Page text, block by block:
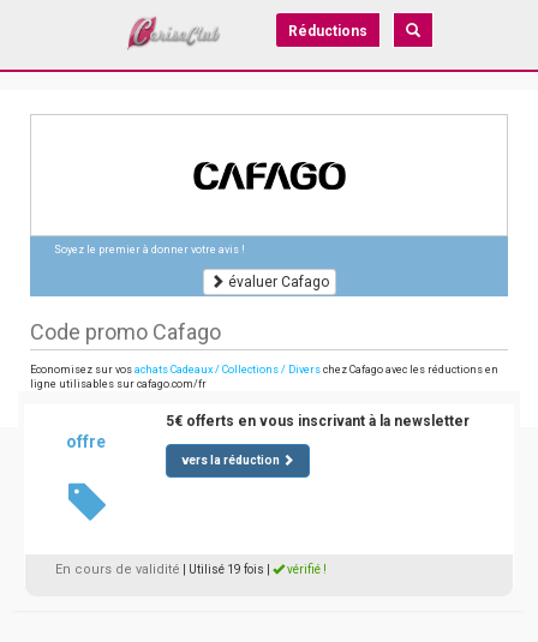
Réductions
Soyez le premier à donner votre avis !
évaluer Cafago
Code promo Cafago
Economisez sur vos achats Cadeaux / Collections / Divers chez Cafago avec les réductions en
ligne utilisables sur cafago.com/fr
offre
5€ offerts en vous inscrivant à la newsletter
vers la réduction
En cours de validité | Utilisé 19 fois vérifié !